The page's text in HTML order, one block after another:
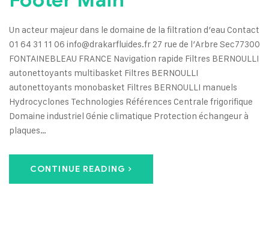
Un acteur majeur dans le domaine de la filtration d’eau Contact
01 64 31 11 06 info@drakarfluides.fr 27 rue de l’Arbre Sec77300
FONTAINEBLEAU FRANCE Navigation rapide Filtres BERNOULLI
autonettoyants multibasket Filtres BERNOULLI
autonettoyants monobasket Filtres BERNOULLI manuels
Hydrocyclones Technologies Références Centrale frigorifique
Domaine industriel Génie climatique Protection échangeur à
plaques…
CONTINUE READING